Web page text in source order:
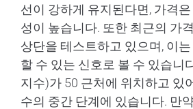
선이 강하게 유지된다면, 가격
성이 높습니다. 또한 최근의 가
상단을 테스트하고 있으며, 이
할 수 있는 신호로 볼 수 있습니
지수)가 50 근처에 위치하고 있
수의 중간 단계에 있습니다. 만